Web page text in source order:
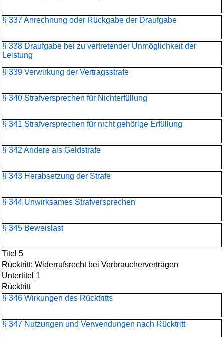
§ 337 Anrechnung oder Rückgabe der Draufgabe
§ 338 Draufgabe bei zu vertretender Unmöglichkeit der
Leistung
§ 339 Verwirkung der Vertragsstrafe
§ 340 Strafversprechen für Nichterfüllung
§ 341 Strafversprechen für nicht gehörige Erfüllung
§ 342 Andere als Geldstrafe
§ 343 Herabsetzung der Strafe
§ 344 Unwirksames Strafversprechen
§ 345 Beweislast
Titel 5
Rücktritt; Widerrufsrecht bei Verbraucherverträgen
Untertitel 1
Rücktritt
§ 346 Wirkungen des Rücktritts
§ 347 Nutzungen und Verwendungen nach Rücktritt